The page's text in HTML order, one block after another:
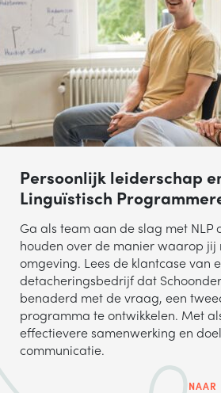
Persoonlijk leiderschap
Linguïstisch
Ga als team aan de slag met NLP
houden over de manier waarop
omgeving. Lees de klantcase van
detacheringsbedrijf dat
benaderd met de vraag, een
programma te ontwikkelen. Met
effectievere samenwerking en
communicatie.
NAAR